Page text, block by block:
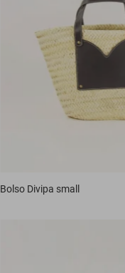
Bolso Divipa small